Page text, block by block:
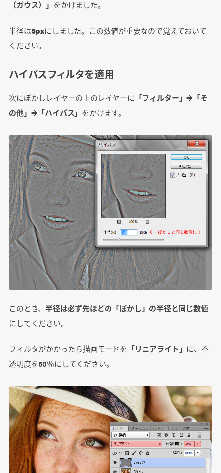
（ガウス）」 をかけました。
半径は5pxにしました。この数値が重要なので覚えておいて
ください。
ハイパスフィルタを適用
次にぼかしレイヤーの上のレイヤーに 「フィルター」→「そ
の他」→「ハイパス」 をかけます。
このとき、 半径は必ず先ほどの「ぼかし」の半径と同じ数値
にしてください。
フィルタがかかったら描画モードを 「リニアライト」 に、不
透明度を50％にしてください。